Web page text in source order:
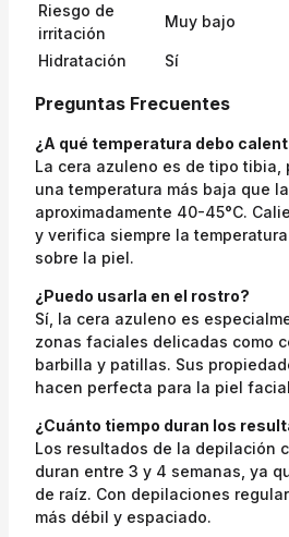
Riesgo de
irritación
Muy bajo
Hidratación Sí
Preguntas Frecuentes
¿A qué temperatura debo
La cera azuleno es de tipo tibia,
una temperatura más baja que
aproximadamente 40-45°C.
y verifica siempre la
sobre la piel.
¿Puedo usarla en el rostro?
Sí, la cera azuleno es
zonas faciales delicadas como
barbilla y patillas. Sus
hacen perfecta para la piel
¿Cuánto tiempo duran los
Los resultados de la depilación
duran entre 3 y 4 semanas, ya
de raíz. Con depilaciones
más débil y espaciado.